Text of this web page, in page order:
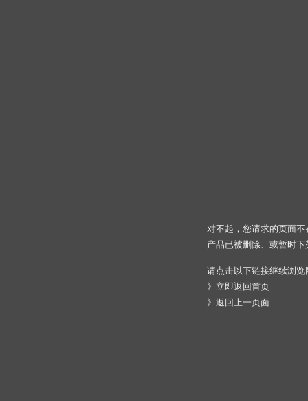
对不起，您请求的页面
产品已被删除、或暂时下
请点击以下链接继续浏览
》 立即返回首页
》 返回上一页面